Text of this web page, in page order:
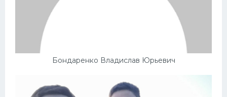
Бондаренко Владислав Юрьевич